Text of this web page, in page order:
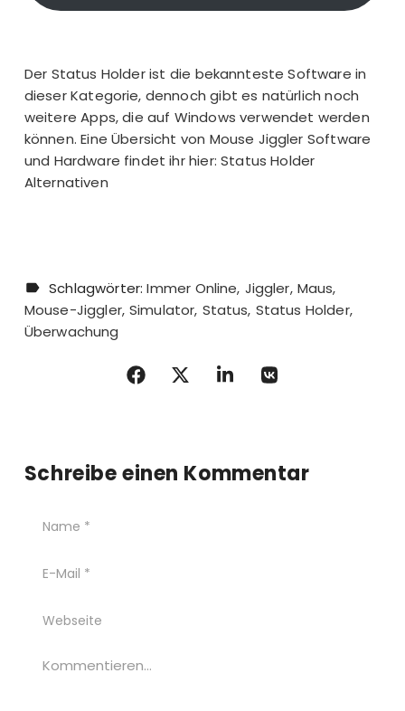
Der Status Holder ist die bekannteste Software in
dieser Kategorie, dennoch gibt es natürlich noch
weitere Apps, die auf Windows verwendet werden
können. Eine Übersicht von Mouse Jiggler Software
und Hardware findet ihr hier:Status Holder
Alternativen
Schlagwörter:Immer Online Jiggler Maus
Mouse-Jiggler Simulator Status Status Holder
Überwachung
Schreibe einen Kommentar